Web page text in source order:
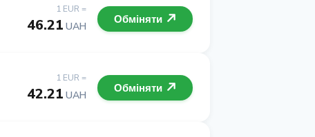
1 EUR =
46.21 UAH
Обміняти
1 EUR =
42.21 UAH
Обміняти